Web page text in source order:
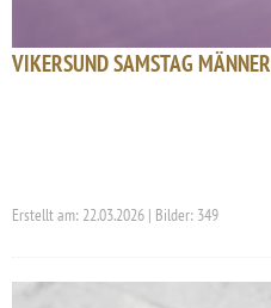
VIKERSUND SAMSTAG MÄNNER
Erstellt am: 22.03.2026 | Bilder: 349